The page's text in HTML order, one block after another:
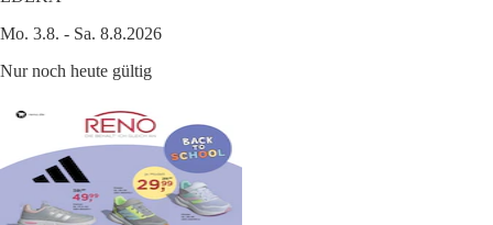
Mo. 3.8. - Sa. 8.8.2026
Nur noch heute gültig